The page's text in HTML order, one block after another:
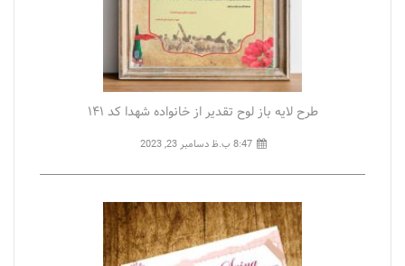
طرح لایه باز لوح تقدیر از خانواده شهدا کد ۱۴۱
8:47 ب.ظ دسامبر 23, 2023